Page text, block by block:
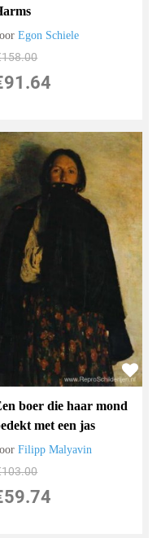
Egon Schiele
158.00
91.64
boer die haar mond
met een jas
Filipp Malyavin
103.00
59.74